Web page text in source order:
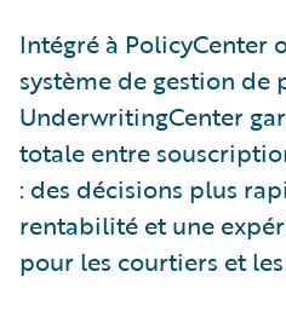
Intégré à PolicyCenter
système de gestion de
UnderwritingCenter
totale entre
: des décisions plus
rentabilité et une
pour les courtiers et les